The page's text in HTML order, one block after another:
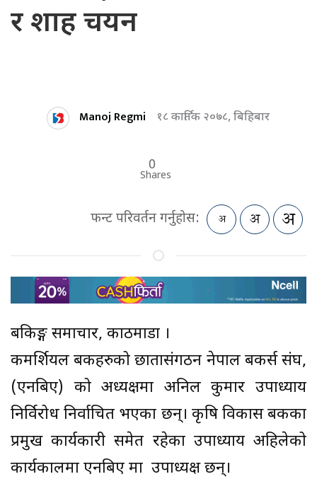
र शाह चयन
Manoj Regmi १८ कार्तिक २०७८, बिहिबार
0
Shares
फन्ट परिवर्तन गर्नुहोस:
बैंकिङ्ग समाचार, काठमाडौं ।
कमर्शियल बैंकहरुको छातासंगठन नेपाल बैंकर्स संघ,
(एनबिए) को अध्यक्षमा अनिल कुमार उपाध्याय
निर्विरोध निर्वाचित भएका छन्। कृषि विकास बैंकका
प्रमुख कार्यकारी समेत रहेका उपाध्याय अहिलेको
कार्यकालमा एनबिए मा उपाध्यक्ष छन्।